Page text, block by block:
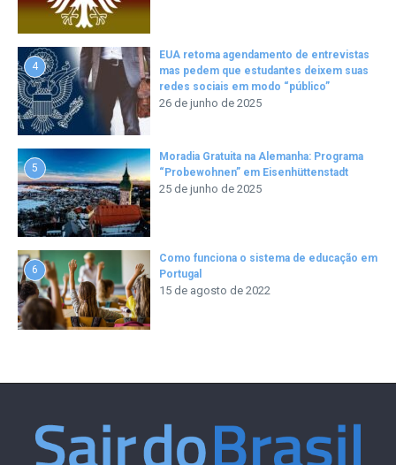
4
EUA retoma agendamento de entrevistas
mas pedem que estudantes deixem suas
redes sociais em modo “público”
26 de junho de 2025
5
Moradia Gratuita na Alemanha: Programa
“Probewohnen” em Eisenhüttenstadt
25 de junho de 2025
6
Como funciona o sistema de educação em
Portugal
15 de agosto de 2022